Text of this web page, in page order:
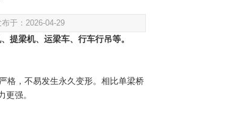
于：2026-04-29
提梁机、运梁车、行车行吊等。
格，不易发生永久变形。相比单梁桥
强。